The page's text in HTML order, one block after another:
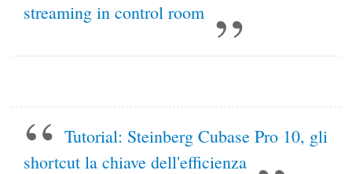
streaming in control room
Tutorial: Steinberg Cubase Pro 10, gli
shortcut la chiave dell'efficienza